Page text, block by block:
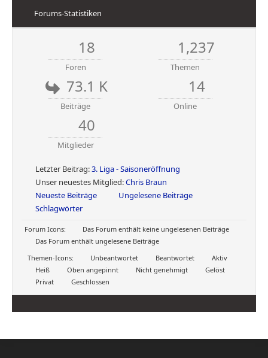
Forums-Statistiken
18
Foren
1,237
Themen
73.1 K
Beiträge
14
Online
40
Mitglieder
Letzter Beitrag:3. Liga - Saisoneröffnung
Unser neuestes Mitglied:Chris Braun
Neueste Beiträge
Ungelesene Beiträge
Schlagwörter
Forum Icons:
Das Forum enthält keine ungelesenen Beiträge
Das Forum enthält ungelesene Beiträge
Themen-Icons:
Unbeantwortet Beantwortet
Aktiv
Heiß
Oben angepinnt Nicht genehmigt
Gelöst
Privat
Geschlossen